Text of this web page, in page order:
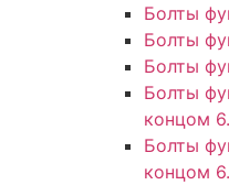
Болты
Болты
Болты
Болты
концом
Болты
концом